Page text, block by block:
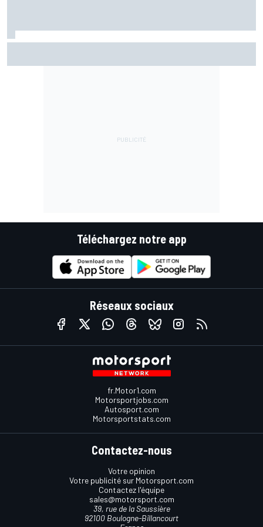
Téléchargez notre app
Réseaux sociaux
fr.Motor1.com
Motorsportjobs.com
Autosport.com
Motorsportstats.com
Contactez-nous
Votre opinion
Votre publicité sur Motorsport.com
Contactez l'équipe
sales@motorsport.com
39, rue de la Saussière
92100 Boulogne-Billancourt